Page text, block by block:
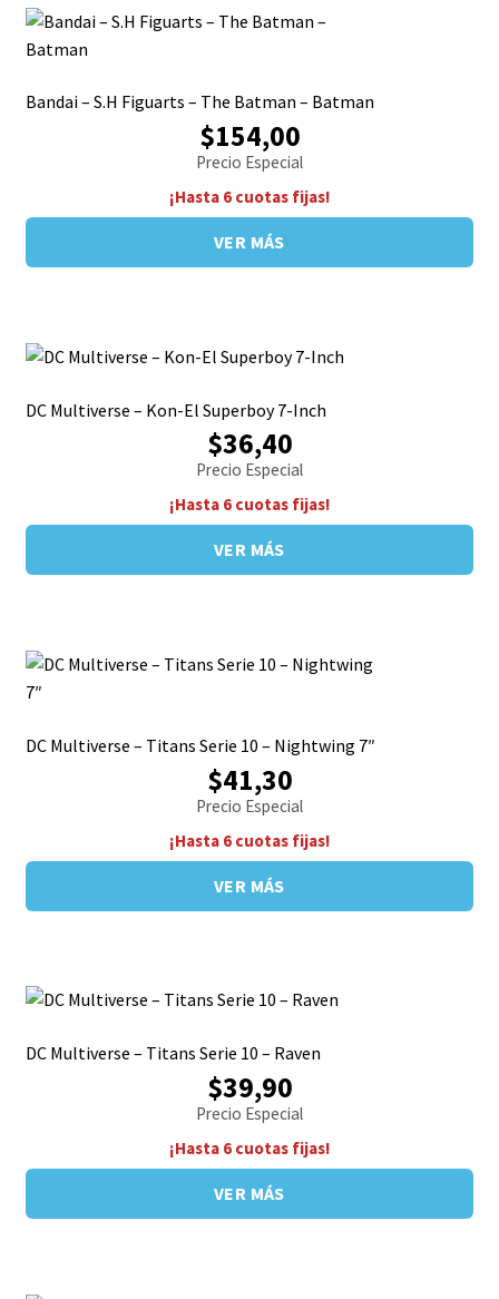
Bandai – S.H Figuarts – The Batman – Batman
$154,00
Precio Especial
¡Hasta 6 cuotas fijas!
VER MÁS
DC Multiverse – Kon-El Superboy 7-Inch
$36,40
Precio Especial
¡Hasta 6 cuotas fijas!
VER MÁS
DC Multiverse – Titans Serie 10 – Nightwing 7″
$41,30
Precio Especial
¡Hasta 6 cuotas fijas!
VER MÁS
DC Multiverse – Titans Serie 10 – Raven
$39,90
Precio Especial
¡Hasta 6 cuotas fijas!
VER MÁS